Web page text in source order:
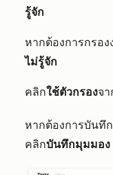
รู้จัก
หากต้องการกรอง
ไม่รู้จัก
คลิกใช้ตัวกรองจ
หากต้องการบันทึ
คลิกบันทึกมุมมอง